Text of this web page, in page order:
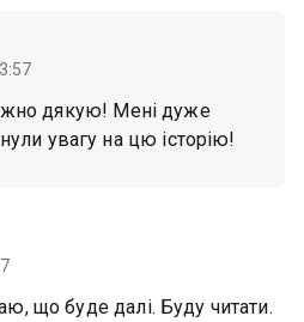
дякую! Мені дуже
увагу на цю історію!
що буде далі. Буду читати.